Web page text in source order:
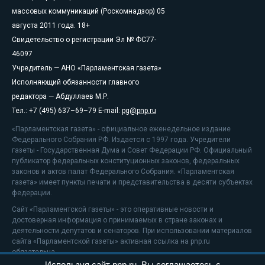
массовых коммуникаций (Роскомнадзор) 05
августа 2011 года. 18+
Свидетельство о регистрации Эл № ФС77-
46097
Учредитель — АНО «Парламентская газета»
Исполняющий обязанности главного
редактора — Абдуллаев М.Р.
Тел.: +7 (495) 637–69–79 E-mail: pg@pnp.ru
«Парламентская газета» - официальное еженедельное издание
Федерального Собрания РФ. Издается с 1997 года. Учредители
газеты - Государственная Дума и Совет Федерации РФ. Официальный
публикатор федеральных конституционных законов, федеральных
законов и актов палат Федерального Собрания. «Парламентская
газета» имеет пункты печати и представительства в десяти субъектах
федерации.
Сайт «Парламентской газеты» - это оперативные новости и
достоверная информация о принимаемых в стране законах и
деятельности депутатов и сенаторов. При использовании материалов
сайта «Парламентской газеты» активная ссылка на pnp.ru
обязательна.